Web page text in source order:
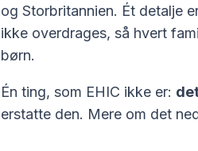
og Storbritannien. Ét detalje
ikke overdrages, så hvert
børn.
Én ting, som EHIC ikke er:
erstatte den. Mere om det